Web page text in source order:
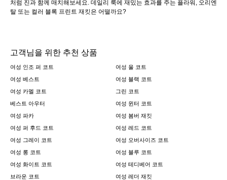
처럼 진과 함께 매치해보세요. 데일리 룩에 재밌는 효과를 주는 플라워, 오리엔
탈 또는 컬러 블록 프린트 재킷은 어떨까요?
고객님을 위한 추천 상품
여성 인조 퍼 코트
여성 울 코트
여성 베스트
여성 블랙 코트
여성 카멜 코트
그린 코트
베스트 아우터
여성 윈터 코트
여성 파카
여성 봄버 재킷
여성 퍼 후드 코트
여성 레드 코트
여성 그레이 코트
여성 오버사이즈 코트
여성 롱 코트
여성 블루 코트
여성 화이트 코트
여성 테디베어 코트
브라운 코트
여성 레더 재킷